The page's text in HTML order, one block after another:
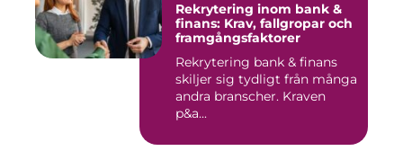
Rekrytering inom bank &
finans: Krav, fallgropar och
framgångsfaktorer
Rekrytering bank & finans
skiljer sig tydligt från många
andra branscher. Kraven
p&a...